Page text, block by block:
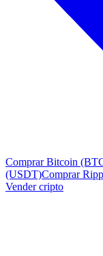
Comprar Bitcoin
(USDT)Comprar
Vender cripto